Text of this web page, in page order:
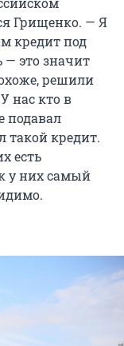
Грищенко. — Я
кредит под
— это значит
решили
нас кто в
подавал
такой кредит.
есть
у них самый